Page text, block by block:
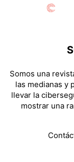
Somos una
las medianas y
llevar la
mostrar una